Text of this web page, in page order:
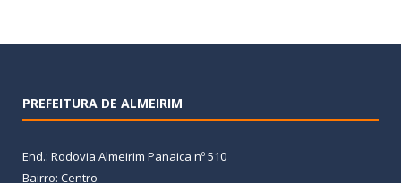
PREFEITURA DE ALMEIRIM
End.: Rodovia Almeirim Panaica nº 510
Bairro: Centro